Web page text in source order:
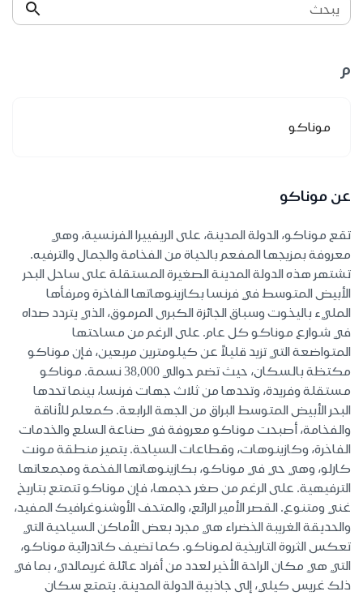
يبحث
م
موناكو
عن موناكو
تقع موناكو، الدولة المدينة، على الريفييرا الفرنسية، وهي
معروفة بمزيجها المفعم بالحياة من الفخامة والجمال والترفيه.
تشتهر هذه الدولة المدينة الصغيرة المستقلة على ساحل البحر
الأبيض المتوسط في فرنسا بكازينوهاتها الفاخرة ومرفأها
المليء باليخوت وسباق الجائزة الكبرى المرموق، الذي يتردد صداه
في شوارع موناكو كل عام. على الرغم من مساحتها
المتواضعة التي تزيد قليلاً عن كيلومترين مربعين، فإن موناكو
مكتظة بالسكان، حيث تضم حوالي 38,000 نسمة. موناكو
مستقلة وفريدة، وتحدها من ثلاث جهات فرنسا، بينما تحدها
البحر الأبيض المتوسط البراق من الجهة الرابعة. كمعلم للأناقة
والفخامة، أصبحت موناكو معروفة في صناعة السلع والخدمات
الفاخرة، وكازينوهات، وقطاعات السياحة. يتميز منطقة مونت
كارلو، وهي حي في موناكو، بكازينوهاتها الفخمة ومجمعاتها
الترفيهية. على الرغم من صغر حجمها، فإن موناكو تتمتع بتاريخ
غني ومتنوع. القصر الأمير الرائع، والمتحف الأوشنوغرافيك المفيد،
والحديقة الغريبة الخضراء هي مجرد بعض الأماكن السياحية التي
تعكس الثروة التاريخية لموناكو. كما تضيف كاتدرائية موناكو،
التي هي مكان الراحة الأخير لعدد من أفراد عائلة غريمالدي، بما في
ذلك غريس كيلي، إلى جاذبية الدولة المدينة. يتمتع سكان